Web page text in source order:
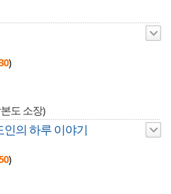
)
도 소장)
의 하루 이야기
)